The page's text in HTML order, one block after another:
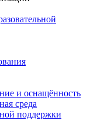
и оснащённость
среда
поддержки